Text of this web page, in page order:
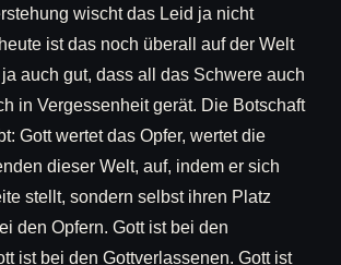
wischt das Leid ja nicht
ist das noch überall auf der Welt
auch gut, dass all das Schwere auch
in Vergessenheit gerät. Die Botschaft
Gott wertet das Opfer, wertet die
dieser Welt, auf, indem er sich
stellt, sondern selbst ihren Platz
den Opfern. Gott ist bei den
ist bei den Gottverlassenen. Gott ist